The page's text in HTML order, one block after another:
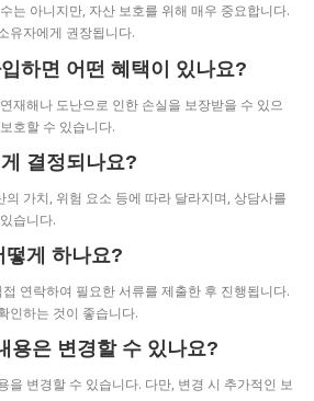
는 아니지만, 자산 보호를 위해 매우 중요합니다.
유자에게 권장됩니다.
하면 어떤 혜택이 있나요?
재해나 도난으로 인한 손실을 보장받을 수 있으
호할 수 있습니다.
결정되나요?
가치, 위험 요소 등에 따라 달라지며, 상담사를
습니다.
게 하나요?
연락하여 필요한 서류를 제출한 후 진행됩니다.
인하는 것이 좋습니다.
용은 변경할 수 있나요?
을 변경할 수 있습니다. 다만, 변경 시 추가적인 보